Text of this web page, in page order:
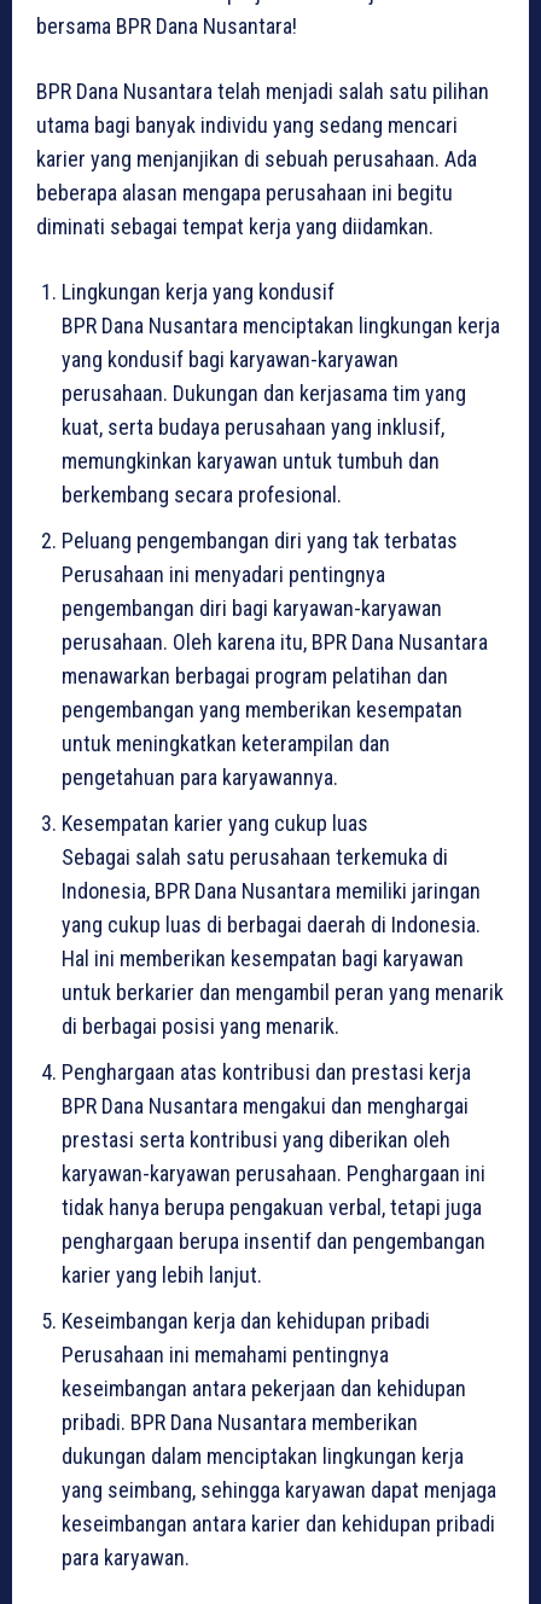
bersama BPR Dana Nusantara!
BPR Dana Nusantara telah menjadi salah satu pilihan
utama bagi banyak individu yang sedang mencari
karier yang menjanjikan di sebuah perusahaan. Ada
beberapa alasan mengapa perusahaan ini begitu
diminati sebagai tempat kerja yang diidamkan.
Lingkungan kerja yang kondusif
BPR Dana Nusantara menciptakan lingkungan kerja
yang kondusif bagi karyawan-karyawan
perusahaan. Dukungan dan kerjasama tim yang
kuat, serta budaya perusahaan yang inklusif,
memungkinkan karyawan untuk tumbuh dan
berkembang secara profesional.
Peluang pengembangan diri yang tak terbatas
Perusahaan ini menyadari pentingnya
pengembangan diri bagi karyawan-karyawan
perusahaan. Oleh karena itu, BPR Dana Nusantara
menawarkan berbagai program pelatihan dan
pengembangan yang memberikan kesempatan
untuk meningkatkan keterampilan dan
pengetahuan para karyawannya.
Kesempatan karier yang cukup luas
Sebagai salah satu perusahaan terkemuka di
Indonesia, BPR Dana Nusantara memiliki jaringan
yang cukup luas di berbagai daerah di Indonesia.
Hal ini memberikan kesempatan bagi karyawan
untuk berkarier dan mengambil peran yang menarik
di berbagai posisi yang menarik.
Penghargaan atas kontribusi dan prestasi kerja
BPR Dana Nusantara mengakui dan menghargai
prestasi serta kontribusi yang diberikan oleh
karyawan-karyawan perusahaan. Penghargaan ini
tidak hanya berupa pengakuan verbal, tetapi juga
penghargaan berupa insentif dan pengembangan
karier yang lebih lanjut.
Keseimbangan kerja dan kehidupan pribadi
Perusahaan ini memahami pentingnya
keseimbangan antara pekerjaan dan kehidupan
pribadi. BPR Dana Nusantara memberikan
dukungan dalam menciptakan lingkungan kerja
yang seimbang, sehingga karyawan dapat menjaga
keseimbangan antara karier dan kehidupan pribadi
para karyawan.